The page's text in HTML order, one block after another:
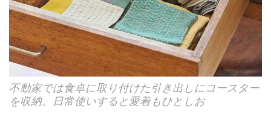
不動家では食卓に取り付けた引き出しにコースター
を収納。日常使いすると愛着もひとしお